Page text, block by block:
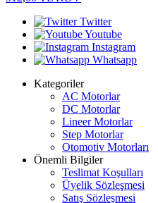
Twitter
Youtube
Instagram
Whatsapp
Kategoriler
AC Motorlar
DC Motorlar
Lineer Motorlar
Step Motorlar
Otomotiv Motorları
Önemli Bilgiler
Teslimat Koşulları
Üyelik Sözleşmesi
Satış Sözleşmesi